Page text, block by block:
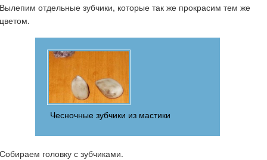
Вылепим отдельные зубчики, которые так же прокрасим тем же
цветом.
Чесночные зубчики из мастики
Собираем головку с зубчиками.